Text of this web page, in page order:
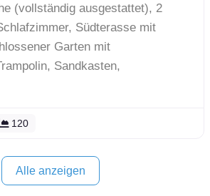
(vollständig ausgestattet), 2
Südterasse mit
Garten mit
Sandkasten,
120
Alle anzeigen